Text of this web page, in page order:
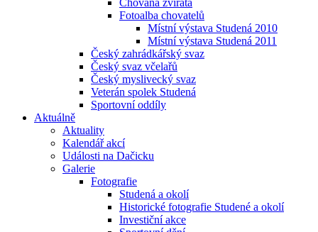
Chovaná zvířata
Fotoalba chovatelů
Místní výstava Studená 2010
Místní výstava Studená 2011
Český zahrádkářský svaz
Český svaz včelařů
Český myslivecký svaz
Veterán spolek Studená
Sportovní oddíly
Aktuálně
Aktuality
Kalendář akcí
Události na Dačicku
Galerie
Fotografie
Studená a okolí
Historické fotografie Studené a okolí
Investiční akce